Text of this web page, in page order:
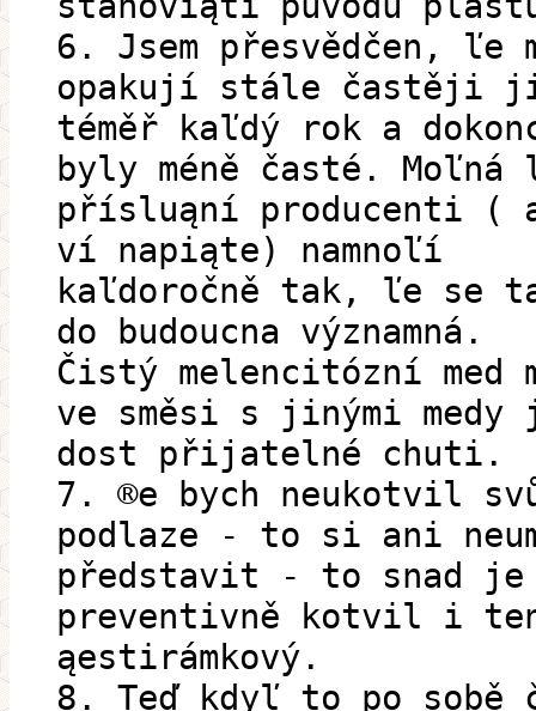
6. Jsem přesvědčen, ľe
opakují stále častěji
téměř kaľdý rok a
byly méně časté. Moľná
přísluąní producenti (
ví napiąte) namnoľí
kaľdoročně tak, ľe se
do budoucna významná.
Čistý melencitózní med
ve směsi s jinými medy
dost přijatelné chuti.
7. ®e bych neukotvil
podlaze - to si ani
představit - to snad je
preventivně kotvil i
ąestirámkový.
8. Teď kdyľ to po sobě